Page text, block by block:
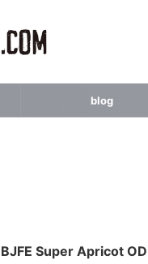
blog
BJFE Super Apricot